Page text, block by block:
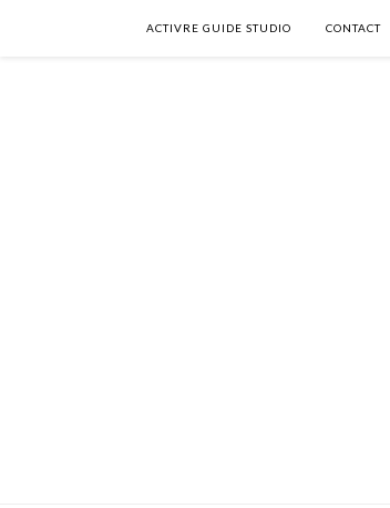
ACTIVRE GUIDE STUDIO CONTACT